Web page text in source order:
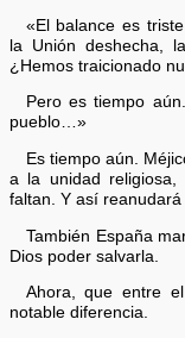
«El balance es
la Unión deshecha,
¿Hemos traicionado
Pero es tiempo
pueblo…»
Es tiempo aún.
a la unidad
faltan. Y así reanudará
También España
Dios poder salvarla.
Ahora, que entre
notable diferencia.